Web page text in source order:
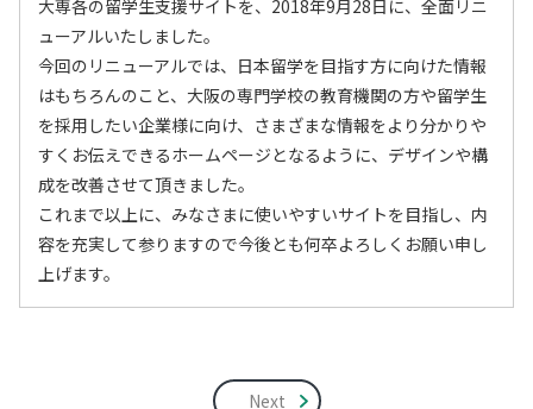
大専各の留学生支援サイトを、2018年9月28日に、全面リニ
ューアルいたしました。
今回のリニューアルでは、日本留学を目指す方に向けた情報
はもちろんのこと、大阪の専門学校の教育機関の方や留学生
を採用したい企業様に向け、さまざまな情報をより分かりや
すくお伝えできるホームページとなるように、デザインや構
成を改善させて頂きました。
これまで以上に、みなさまに使いやすいサイトを目指し、内
容を充実して参りますので今後とも何卒よろしくお願い申し
上げます。
Next